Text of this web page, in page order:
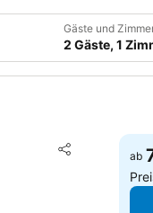
Gäste und
2 Gäste, 1
Teilen
Zu ab